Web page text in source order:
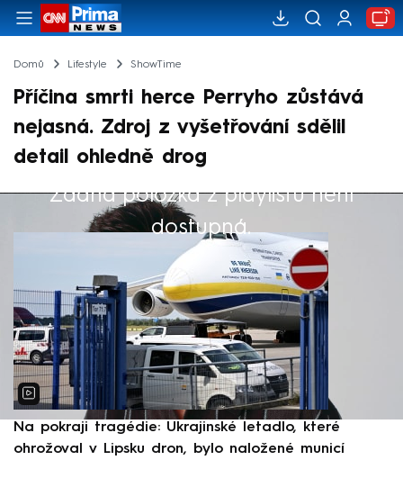
Domů Lifestyle ShowTime
Příčina smrti herce Perryho zůstává
nejasná. Zdroj z vyšetřování sdělil
detail ohledně drog
Žádná položka z playlistu není
dostupná.
Výběr redakce
Na pokraji tragédie: Ukrajinské letadlo, které
ohrožoval v Lipsku dron, bylo naložené municí